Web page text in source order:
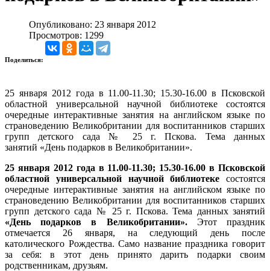
Опубликовано: 23 января 2012
Просмотров: 1299
Поделиться:
25 января 2012 года в 11.00-11.30; 15.30-16.00 в Псковской
областной универсальной научной библиотеке состоятся
очередные интерактивные занятия на английском языке по
страноведению Великобритании для воспитанников старших
групп детского сада № 25 г. Пскова. Тема данных
занятий «День подарков в Великобритании».
25 января 2012 года в 11.00-11.30; 15.30-16.00 в Псковской
областной универсальной научной библиотеке состоятся
очередные интерактивные занятия на английском языке по
страноведению Великобритании для воспитанников старших
групп детского сада № 25 г. Пскова. Тема данных занятий
«День подарков в Великобритании».Этот праздник
отмечается 26 января, на следующий день после
католического Рождества. Само название праздника говорит
за себя: в этот день принято дарить подарки своим
родственникам, друзьям.